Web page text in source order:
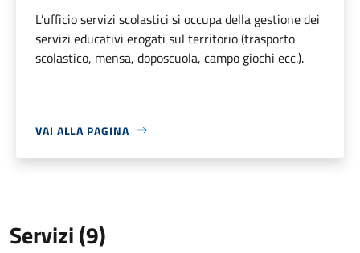
L’ufficio servizi scolastici si occupa della gestione dei
servizi educativi erogati sul territorio (trasporto
scolastico, mensa, doposcuola, campo giochi ecc.).
VAI ALLA PAGINA
Servizi (9)